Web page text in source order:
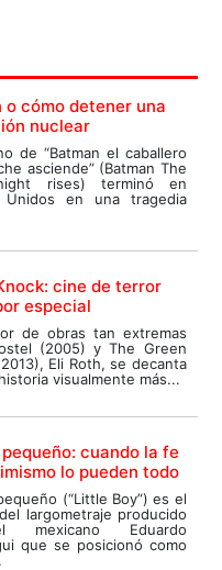
o cómo detener una
nuclear
de “Batman el caballero
asciende” (Batman The
rises) terminó en
Unidos en una tragedia
cine de terror
especial
de obras tan extremas
(2005) y The Green
Eli Roth, se decanta
visualmente más...
pequeño: cuando la fe
lo pueden todo
(“Little Boy”) es el
largometraje producido
Eduardo
que se posicionó como